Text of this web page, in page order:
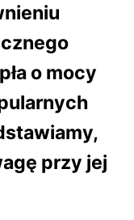
o mocy
przy jej